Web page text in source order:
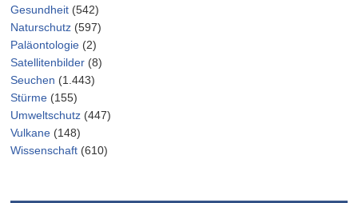
Gesundheit (542)
Naturschutz (597)
Paläontologie (2)
Satellitenbilder (8)
Seuchen (1.443)
Stürme (155)
Umweltschutz (447)
Vulkane (148)
Wissenschaft (610)